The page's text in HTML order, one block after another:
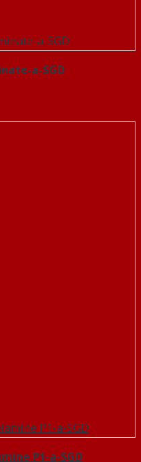
a-SGD
P1-a-SGD